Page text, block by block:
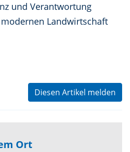
und Verantwortung
Landwirtschaft
Diesen Artikel melden
Ort